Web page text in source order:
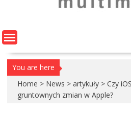
You are here
Home > News > artykuły > Czy
gruntownych zmian w Apple?